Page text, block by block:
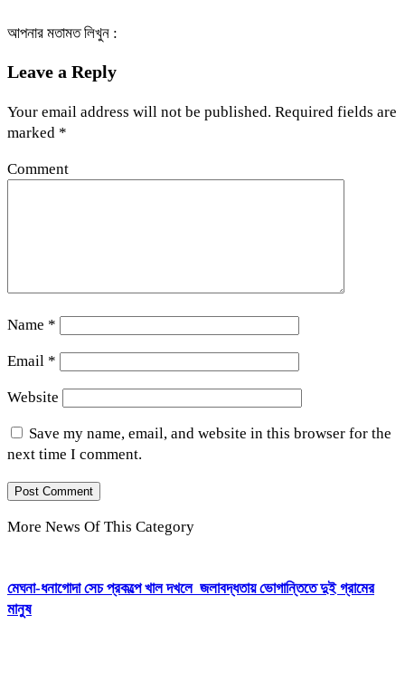
আপনার মতামত লিখুন :
Leave a Reply
Your email address will not be published. Required fields are
marked *
Comment
Name *
Email *
Website
Save my name, email, and website in this browser for the
next time I comment.
More News Of This Category
মেঘনা-ধনাগোদা সেচ প্রকল্পে খাল দখলে জলাবদ্ধতায় ভোগান্তিতে দুই গ্রামের
মানুষ